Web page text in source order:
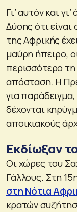
Γι’ αυτόν και
Δύσης ότι
της Αφρικής
μαύρη ήπειρο,
περισσότερο τη
απόσταση. Η
για
δέχονται
αποικιακούς
Εκδίωξαν
Οι χώρες του
Γάλλους. Στη
στη Νότια
κρατών